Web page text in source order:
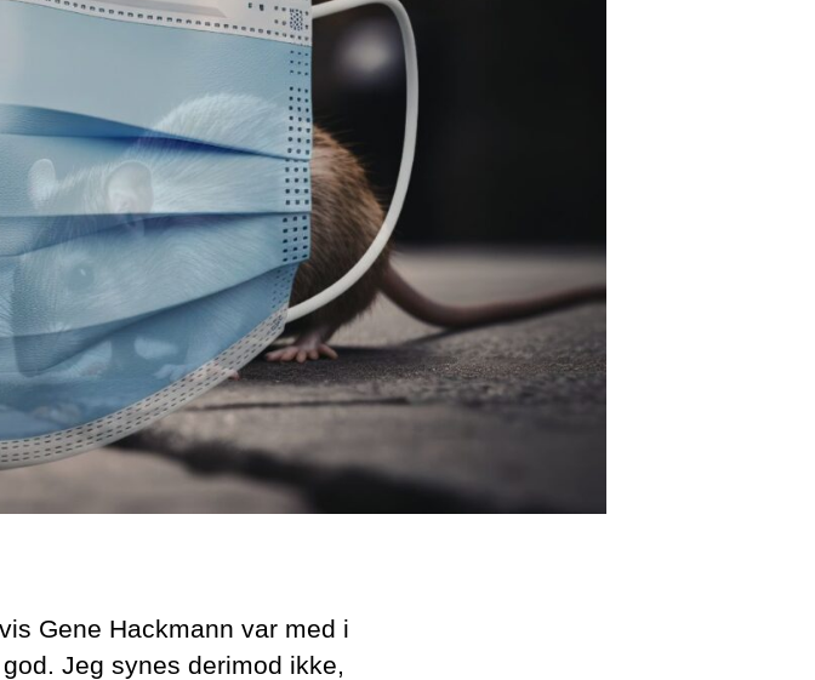
Gene Hackmann var med i
Jeg synes derimod ikke,